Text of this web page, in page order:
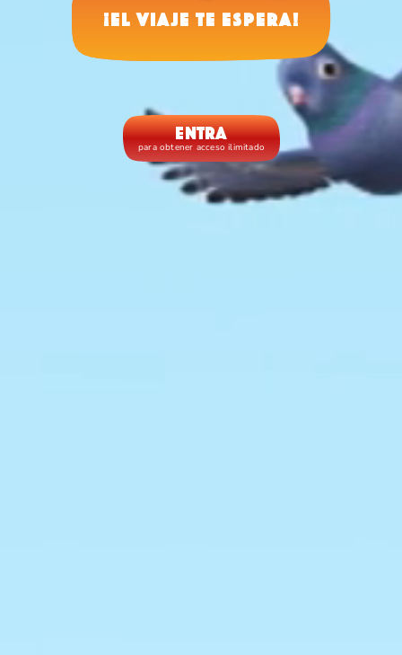
¡El viaje te espera!
Entra
para obtener acceso ilimitado